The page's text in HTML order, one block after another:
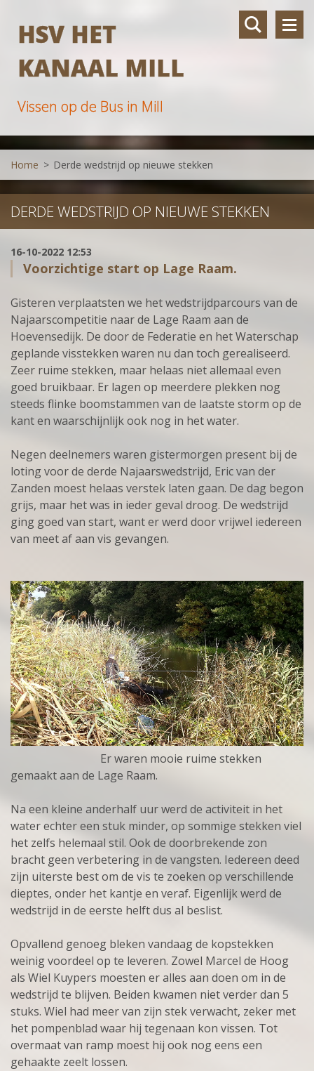
HSV HET
KANAAL MILL
Vissen op de Bus in Mill
Home > Derde wedstrijd op nieuwe stekken
DERDE WEDSTRIJD OP NIEUWE STEKKEN
16-10-2022 12:53
Voorzichtige start op Lage Raam.
Gisteren verplaatsten we het wedstrijdparcours van de
Najaarscompetitie naar de Lage Raam aan de
Hoevensedijk. De door de Federatie en het Waterschap
geplande visstekken waren nu dan toch gerealiseerd.
Zeer ruime stekken, maar helaas niet allemaal even
goed bruikbaar. Er lagen op meerdere plekken nog
steeds flinke boomstammen van de laatste storm op de
kant en waarschijnlijk ook nog in het water.
Negen deelnemers waren gistermorgen present bij de
loting voor de derde Najaarswedstrijd, Eric van der
Zanden moest helaas verstek laten gaan. De dag begon
grijs, maar het was in ieder geval droog. De wedstrijd
ging goed van start, want er werd door vrijwel iedereen
van meet af aan vis gevangen.
Er waren mooie ruime stekken
gemaakt aan de Lage Raam.
Na een kleine anderhalf uur werd de activiteit in het
water echter een stuk minder, op sommige stekken viel
het zelfs helemaal stil. Ook de doorbrekende zon
bracht geen verbetering in de vangsten. Iedereen deed
zijn uiterste best om de vis te zoeken op verschillende
dieptes, onder het kantje en veraf. Eigenlijk werd de
wedstrijd in de eerste helft dus al beslist.
Opvallend genoeg bleken vandaag de kopstekken
weinig voordeel op te leveren. Zowel Marcel de Hoog
als Wiel Kuypers moesten er alles aan doen om in de
wedstrijd te blijven. Beiden kwamen niet verder dan 5
stuks. Wiel had meer van zijn stek verwacht, zeker met
het pompenblad waar hij tegenaan kon vissen. Tot
overmaat van ramp moest hij ook nog eens een
gehaakte zeelt lossen.